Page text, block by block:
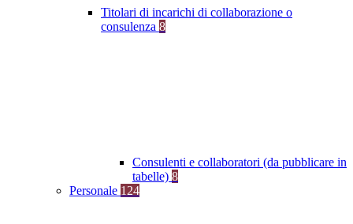
Titolari di incarichi di collaborazione o
consulenza 8
Consulenti e collaboratori (da pubblicare in
tabelle) 8
Personale 124